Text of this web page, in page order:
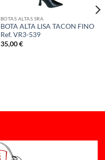
BOTAS ALTAS SRA
BOTA ALTA LISA TACON FINO
Ref. VR3-539
35,00€